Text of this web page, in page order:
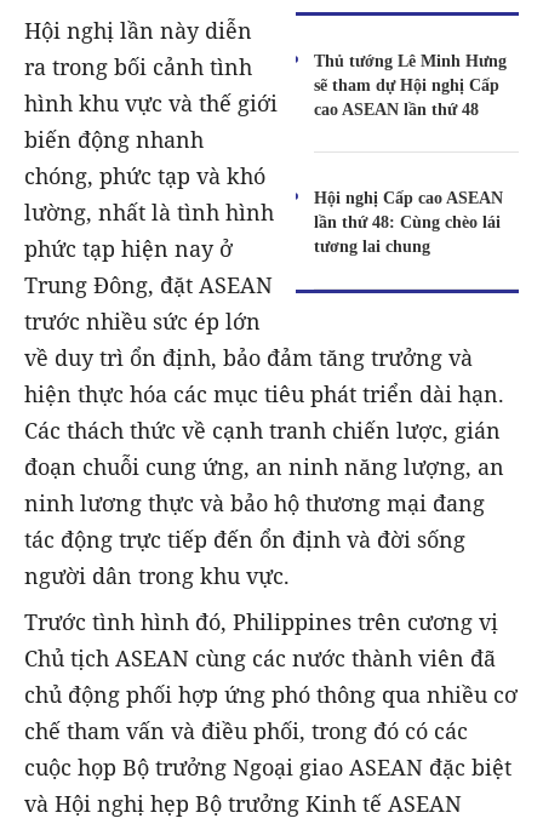
Thủ tướng Lê Minh Hưng
sẽ tham dự Hội nghị Cấp
cao ASEAN lần thứ 48
Hội nghị Cấp cao ASEAN
lần thứ 48: Cùng chèo lái
tương lai chung
Hội nghị lần này diễn
ra trong bối cảnh tình
hình khu vực và thế giới
biến động nhanh
chóng, phức tạp và khó
lường, nhất là tình hình
phức tạp hiện nay ở
Trung Đông, đặt ASEAN
trước nhiều sức ép lớn
về duy trì ổn định, bảo đảm tăng trưởng và
hiện thực hóa các mục tiêu phát triển dài hạn.
Các thách thức về cạnh tranh chiến lược, gián
đoạn chuỗi cung ứng, an ninh năng lượng, an
ninh lương thực và bảo hộ thương mại đang
tác động trực tiếp đến ổn định và đời sống
người dân trong khu vực.
Trước tình hình đó, Philippines trên cương vị
Chủ tịch ASEAN cùng các nước thành viên đã
chủ động phối hợp ứng phó thông qua nhiều cơ
chế tham vấn và điều phối, trong đó có các
cuộc họp Bộ trưởng Ngoại giao ASEAN đặc biệt
và Hội nghị hẹp Bộ trưởng Kinh tế ASEAN